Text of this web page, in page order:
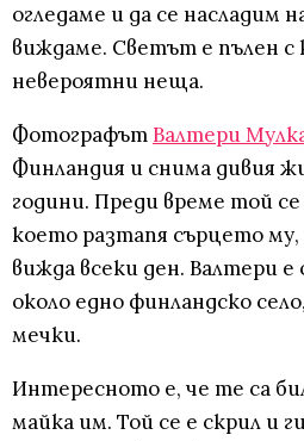
огледаме и да се насладим
виждаме. Светът е пълен с
невероятни неща.
ФотографътВалтери
Финландия и снима дивия
години. Преди време той
което разтапя сърцето
вижда всеки ден. Валтери е
около едно финландско
мечки.
Интересното е, че те са
майка им. Той се е скрил и